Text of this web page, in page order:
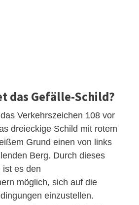
das Gefälle-Schild?
Verkehrszeichen 108 vor
dreieckige Schild mit rotem
Grund einen von links
Berg. Durch dieses
ist es den
möglich, sich auf die
einzustellen.